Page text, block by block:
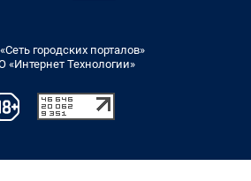
городских порталов»
«Интернет Технологии»